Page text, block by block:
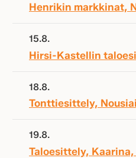
Henrikin markkinat,
15.8.
Hirsi-Kastellin
18.8.
Tonttiesittely,
19.8.
Taloesittely,